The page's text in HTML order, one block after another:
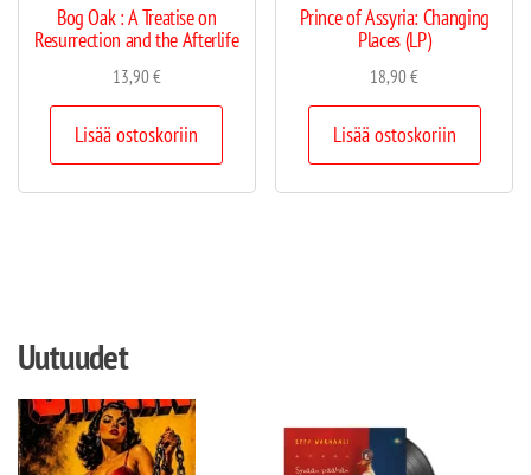
Bog Oak : A Treatise on
Resurrection and the Afterlife
13,90€
Lisää ostoskoriin
Prince of Assyria: Changing
Places (LP)
18,90€
Lisää ostoskoriin
Uutuudet